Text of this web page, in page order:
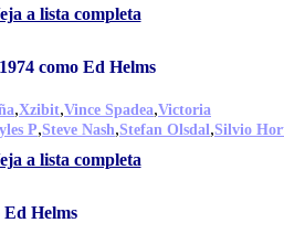
a lista completa
como Ed Helms
,Xzibit,Vince Spadea,Victoria
P,Steve Nash,Stefan Olsdal,Silvio
a lista completa
Ed Helms